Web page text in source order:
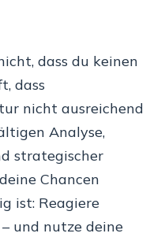
dass du keinen
dass
nicht ausreichend
Analyse,
strategischer
Chancen
ist: Reagiere
und nutze deine